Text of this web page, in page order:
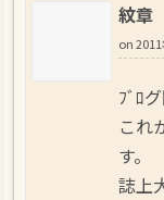
紋章
on
ﾌﾞﾛ
これ
す。
誌上